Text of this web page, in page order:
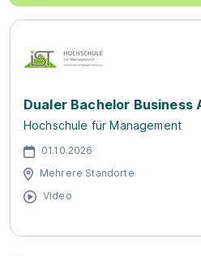
Dualer Bachelor Business
Hochschule für Management
01.10.2026
Mehrere Standorte
Video